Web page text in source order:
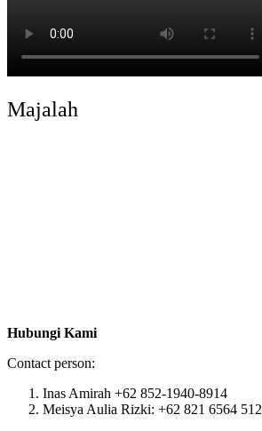
Majalah
Hubungi Kami
Contact person:
Inas Amirah +62 852-1940-8914
Meisya Aulia Rizki: +62 821 6564 512